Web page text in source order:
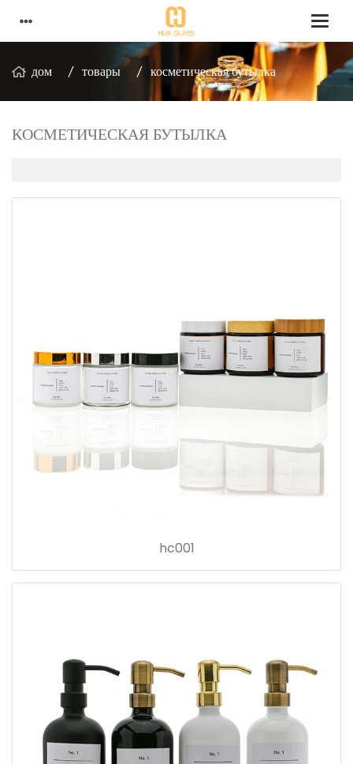
дом товары косметическая бутылка
КОСМЕТИЧЕСКАЯ БУТЫЛКА
hc001